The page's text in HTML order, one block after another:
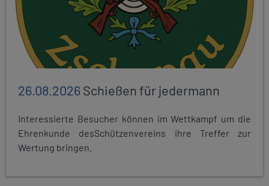
26.08.2026Schießen für jedermann
Interessierte Besucher können im Wettkampf um die
Ehrenkunde desSchützenvereins ihre Treffer zur
Wertung bringen.